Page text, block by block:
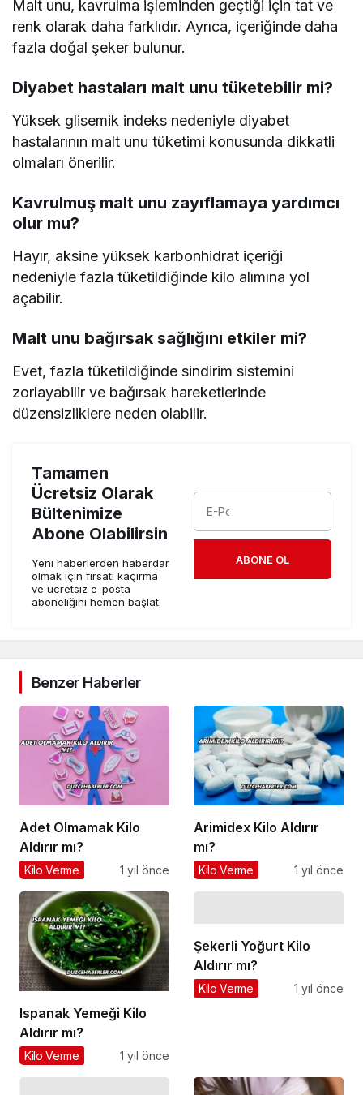
Malt unu, kavrulma işleminden geçtiği için tat ve
renk olarak daha farklıdır. Ayrıca, içeriğinde daha
fazla doğal şeker bulunur.
Diyabet hastaları malt unu tüketebilir mi?
Yüksek glisemik indeks nedeniyle diyabet
hastalarının malt unu tüketimi konusunda dikkatli
olmaları önerilir.
Kavrulmuş malt unu zayıflamaya yardımcı
olur mu?
Hayır, aksine yüksek karbonhidrat içeriği
nedeniyle fazla tüketildiğinde kilo alımına yol
açabilir.
Malt unu bağırsak sağlığını etkiler mi?
Evet, fazla tüketildiğinde sindirim sistemini
zorlayabilir ve bağırsak hareketlerinde
düzensizliklere neden olabilir.
Tamamen
Ücretsiz Olarak
Bültenimize
Abone Olabilirsin
Yeni haberlerden haberdar
olmak için fırsatı kaçırma
ve ücretsiz e-posta
aboneliğini hemen başlat.
ABONE OL
Benzer Haberler
Adet Olmamak Kilo
Aldırır mı?
Kilo Verme 1 yıl önce
Arimidex Kilo Aldırır
mı?
Kilo Verme 1 yıl önce
Ispanak Yemeği Kilo
Aldırır mı?
Kilo Verme 1 yıl önce
Şekerli Yoğurt Kilo
Aldırır mı?
Kilo Verme 1 yıl önce